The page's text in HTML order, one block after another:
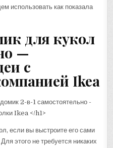
использовать как показала
для кукол
—
с
Ikea
если вы выстроите его сами
этого не требуется никаких